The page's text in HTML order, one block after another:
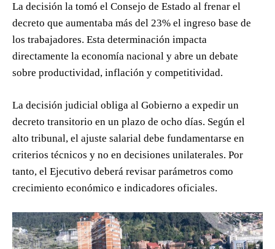
La decisión la tomó el Consejo de Estado al frenar el
decreto que aumentaba más del 23% el ingreso base de
los trabajadores. Esta determinación impacta
directamente la economía nacional y abre un debate
sobre productividad, inflación y competitividad.
La decisión judicial obliga al Gobierno a expedir un
decreto transitorio en un plazo de ocho días. Según el
alto tribunal, el ajuste salarial debe fundamentarse en
criterios técnicos y no en decisiones unilaterales. Por
tanto, el Ejecutivo deberá revisar parámetros como
crecimiento económico e indicadores oficiales.